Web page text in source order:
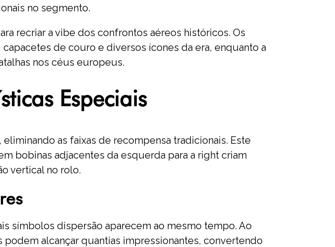
no segmento.
recriar a vibe dos confrontos aéreos históricos. Os
de couro e diversos ícones da era, enquanto a
nos céus europeus.
Especiais
as faixas de recompensa tradicionais. Este
bobinas adjacentes da esquerda para a right criam
vertical no rolo.
símbolos dispersão aparecem ao mesmo tempo. Ao
alcançar quantias impressionantes, convertendo